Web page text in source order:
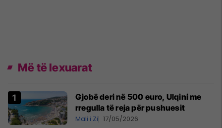
Më të lexuarat
Gjobë deri në 500 euro, Ulqini me
rregulla të reja për pushuesit
Mali i Zi 17/05/2026